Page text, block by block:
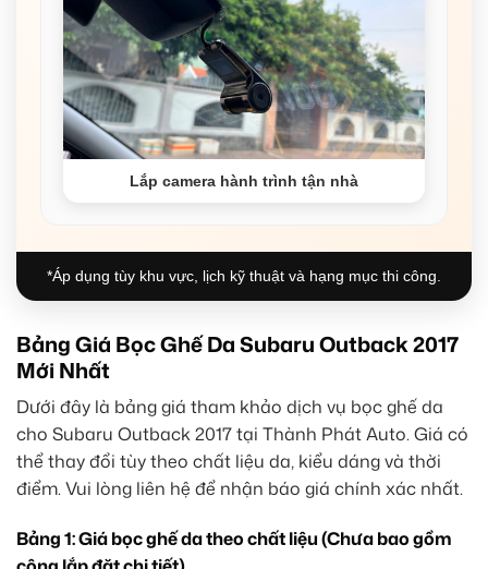
Lắp camera hành trình tận nhà
*Áp dụng tùy khu vực, lịch kỹ thuật và hạng mục thi công.
Bảng Giá Bọc Ghế Da Subaru Outback 2017
Mới Nhất
Dưới đây là bảng giá tham khảo dịch vụ bọc ghế da
cho Subaru Outback 2017 tại Thành Phát Auto. Giá có
thể thay đổi tùy theo chất liệu da, kiểu dáng và thời
điểm. Vui lòng liên hệ để nhận báo giá chính xác nhất.
Bảng 1: Giá bọc ghế da theo chất liệu (Chưa bao gồm